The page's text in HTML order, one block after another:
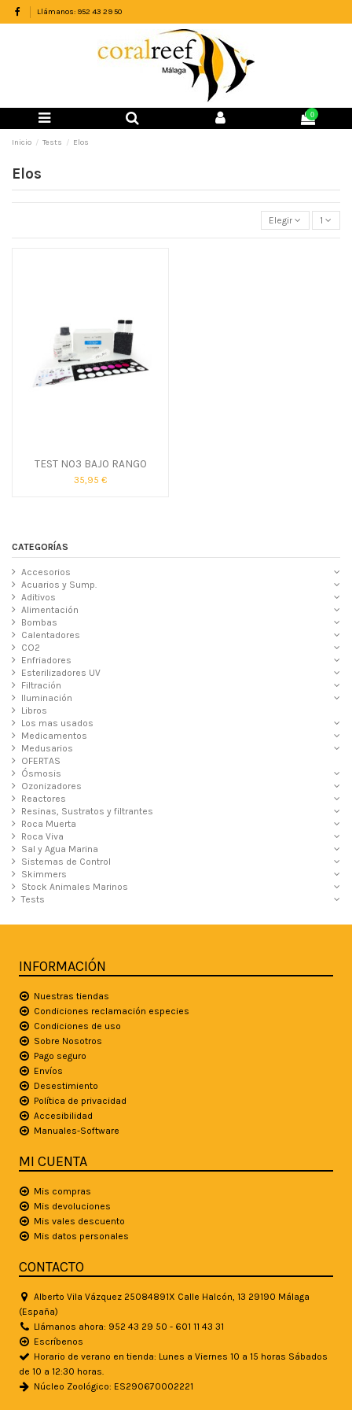
Llámanos: 952 43 29 50
0
Inicio Tests Elos
Elos
Elegir 1
TEST NO3 BAJO RANGO
35,95 €
CATEGORÍAS
Accesorios
Acuarios y Sump.
Aditivos
Alimentación
Bombas
Calentadores
CO2
Enfriadores
Esterilizadores UV
Filtración
Iluminación
Libros
Los mas usados
Medicamentos
Medusarios
OFERTAS
Ósmosis
Ozonizadores
Reactores
Resinas, Sustratos y filtrantes
Roca Muerta
Roca Viva
Sal y Agua Marina
Sistemas de Control
Skimmers
Stock Animales Marinos
Tests
INFORMACIÓN
Nuestras tiendas
Condiciones reclamación especies
Condiciones de uso
Sobre Nosotros
Pago seguro
Envíos
Desestimiento
Política de privacidad
Accesibilidad
Manuales-Software
MI CUENTA
Mis compras
Mis devoluciones
Mis vales descuento
Mis datos personales
CONTACTO
Alberto Vila Vázquez 25084891X Calle Halcón, 13 29190 Málaga
(España)
Llámanos ahora: 952 43 29 50 - 601 11 43 31
Escríbenos
Horario de verano en tienda: Lunes a Viernes 10 a 15 horas Sábados
de 10 a 12:30 horas.
Núcleo Zoológico: ES290670002221